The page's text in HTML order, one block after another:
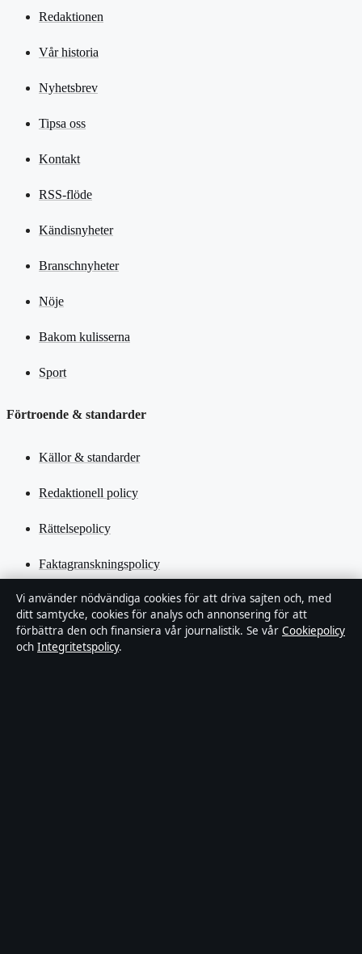
Redaktionen
Vår historia
Nyhetsbrev
Tipsa oss
Kontakt
RSS-flöde
Kändisnyheter
Branschnyheter
Nöje
Bakom kulisserna
Sport
Förtroende & standarder
Källor & standarder
Redaktionell policy
Rättelsepolicy
Faktagranskningspolicy
Ägande & finansiering
Integritetspolicy
Vi använder nödvändiga cookies för att driva sajten och, med
ditt samtycke, cookies för analys och annonsering för att
förbättra den och finansiera vår journalistik. Se vår Cookiepolicy
och Integritetspolicy.